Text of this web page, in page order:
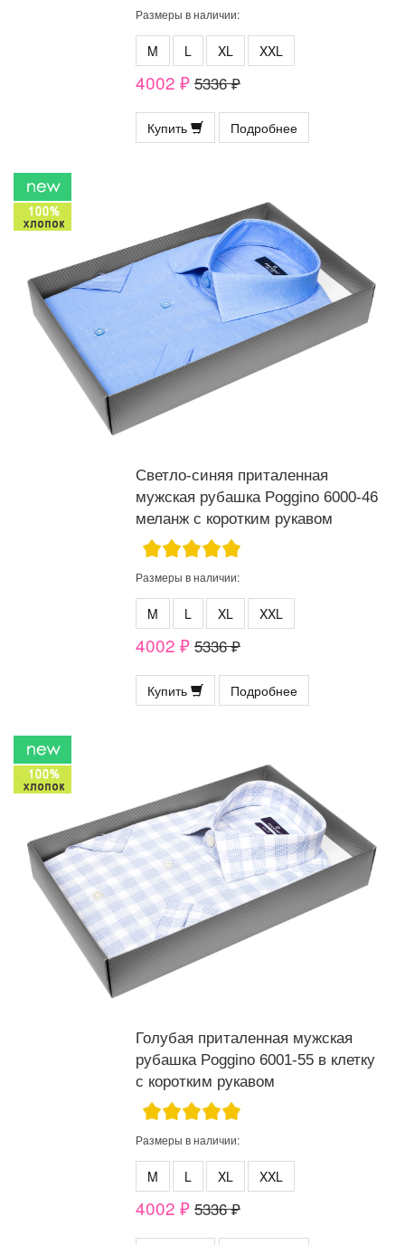
Размеры в наличии:
M L XL XXL
4002 ₽ 5336 ₽
Купить Подробнее
Светло-синяя приталенная
мужская рубашка Poggino 6000-46
меланж с коротким рукавом
Размеры в наличии:
M L XL XXL
4002 ₽ 5336 ₽
Купить Подробнее
Голубая приталенная мужская
рубашка Poggino 6001-55 в клетку
с коротким рукавом
Размеры в наличии:
M L XL XXL
4002 ₽ 5336 ₽